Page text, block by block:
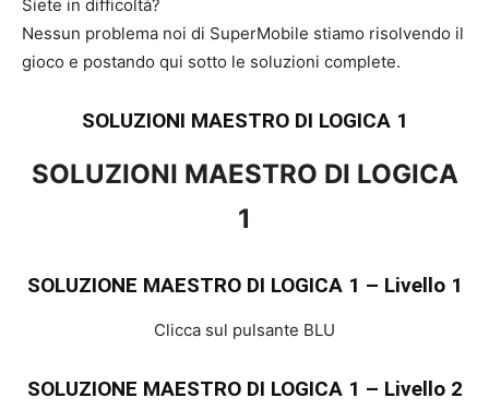
Siete in difficoltà?
Nessun problema noi di SuperMobile stiamo risolvendo il
gioco e postando qui sotto le soluzioni complete.
SOLUZIONI MAESTRO DI LOGICA 1
SOLUZIONI MAESTRO DI LOGICA
1
SOLUZIONE MAESTRO DI LOGICA 1 – Livello 1
Clicca sul pulsante BLU
SOLUZIONE MAESTRO DI LOGICA 1 – Livello 2